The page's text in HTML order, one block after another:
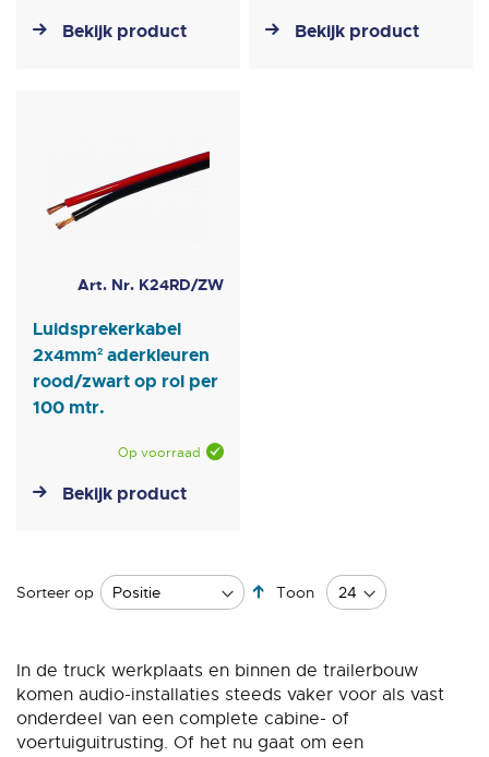
Bekijk product Bekijk product
Art. Nr. K24RD/ZW
Luidsprekerkabel
2x4mm² aderkleuren
rood/zwart op rol per
100 mtr.
Op voorraad
Bekijk product
Sorteer op
Van
sorteren
Toon
In de truck werkplaats en binnen de trailerbouw
komen audio-installaties steeds vaker voor als vast
onderdeel van een complete cabine- of
voertuiguitrusting. Of het nu gaat om een